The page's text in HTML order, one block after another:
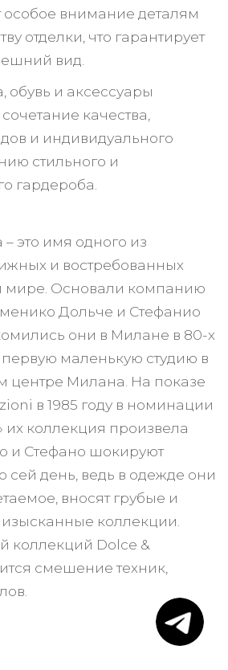
внимание деталям
отделки, что гарантирует
вид.
обувь и аксессуары
качества,
и индивидуального
стильного и
гардероба.
это имя одного из
и востребованных
мире. Основали компанию
Дольче и Стефанио
они в Милане в 80-х
первую маленькую студию в
центре Милана. На показе
в 1985 году в номинации
их коллекция произвела
и Стефано шокируют
сей день, ведь в одежде они
вносят грубые и
изысканные коллекции.
коллекций Dolce &
смешение техник,